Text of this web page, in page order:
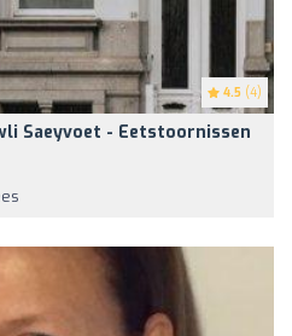
4.5 (4)
Saeyvoet - Eetstoornissen